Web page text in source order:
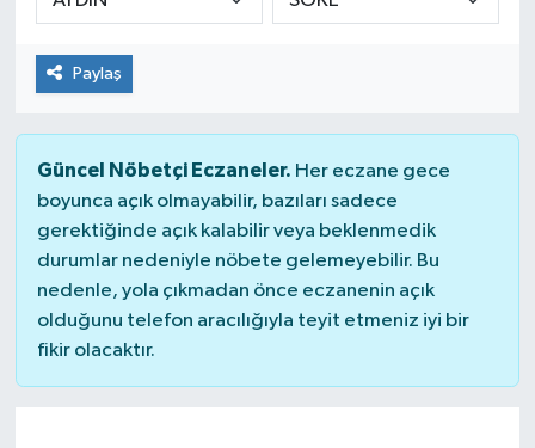
Paylaş
Güncel Nöbetçi Eczaneler. Her eczane gece
boyunca açık olmayabilir, bazıları sadece
gerektiğinde açık kalabilir veya beklenmedik
durumlar nedeniyle nöbete gelemeyebilir. Bu
nedenle, yola çıkmadan önce eczanenin açık
olduğunu telefon aracılığıyla teyit etmeniz iyi bir
fikir olacaktır.